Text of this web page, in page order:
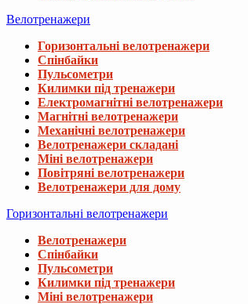
Велотренажери
Горизонтальні велотренажери
Спінбайки
Пульсометри
Килимки під тренажери
Електромагнітні велотренажери
Магнітні велотренажери
Механічні велотренажери
Велотренажери складані
Міні велотренажери
Повітряні велотренажери
Велотренажери для дому
Горизонтальні велотренажери
Велотренажери
Спінбайки
Пульсометри
Килимки під тренажери
Міні велотренажери